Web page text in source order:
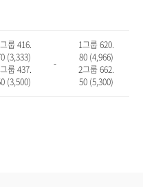
룹 416.
(3,333)
룹 437.
(3,500)
-
1그룹 620.
80 (4,966)
2그룹 662.
50 (5,300)